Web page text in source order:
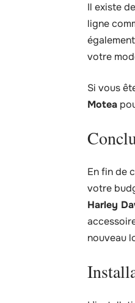
Il existe
ligne
votre
Si vous
Motea
En fin de
votre
Harley
nouveau